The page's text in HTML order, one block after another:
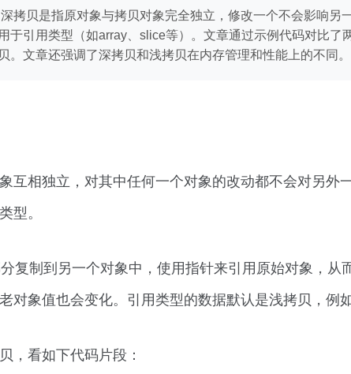
拷贝是指原对象与拷贝对象完全独立，修改一个不会影响另
于引用类型（如array、slice等）。文章通过示例代码对比了
文章还强调了深拷贝和浅拷贝在内存管理和性能上的不同。
互相独立，对其中任何一个对象的改动都不会对另外
型。
复制到另一个对象中，使用指针来引用原始对象，
象值也会变化。引用类型的数据默认是浅拷贝，例
，看如下代码片段：